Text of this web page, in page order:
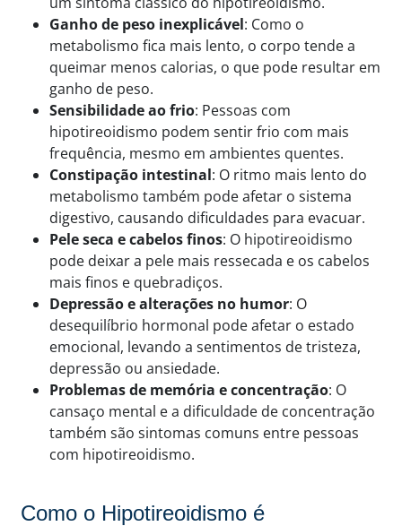
Ganho de peso inexplicável: Como o
metabolismo fica mais lento, o corpo tende a
queimar menos calorias, o que pode resultar em
ganho de peso.
Sensibilidade ao frio: Pessoas com
hipotireoidismo podem sentir frio com mais
frequência, mesmo em ambientes quentes.
Constipação intestinal: O ritmo mais lento do
metabolismo também pode afetar o sistema
digestivo, causando dificuldades para evacuar.
Pele seca e cabelos finos: O hipotireoidismo
pode deixar a pele mais ressecada e os cabelos
mais finos e quebradiços.
Depressão e alterações no humor: O
desequilíbrio hormonal pode afetar o estado
emocional, levando a sentimentos de tristeza,
depressão ou ansiedade.
Problemas de memória e concentração: O
cansaço mental e a dificuldade de concentração
também são sintomas comuns entre pessoas
com hipotireoidismo.
Como o Hipotireoidismo é